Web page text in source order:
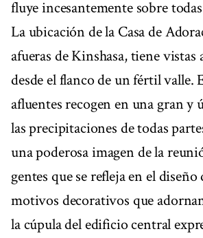
fluye incesantemente sobre
La ubicación de la Casa de
afueras de Kinshasa, tiene
desde el flanco de un fértil valle.
afluentes recogen en una gran y
las precipitaciones de todas
una poderosa imagen de la
gentes que se refleja en el
motivos decorativos que
la cúpula del edificio central